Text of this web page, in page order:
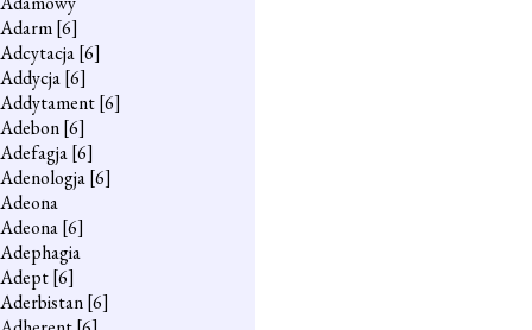
Adarm[6]
Adcytacja[6]
Addycja[6]
Addytament[6]
Adebon[6]
Adefagja[6]
Adenologja[6]
Adeona
Adeona[6]
Adephagia
Adept[6]
Aderbistan[6]